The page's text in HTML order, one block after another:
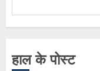
हाल के पोस्ट